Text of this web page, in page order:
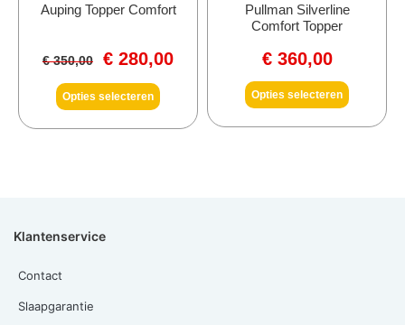
Auping Topper Comfort
€350,00 € 280,00
Opties selecteren
Pullman Silverline
Comfort Topper
€360,00
Opties selecteren
Klantenservice
Contact
Slaapgarantie